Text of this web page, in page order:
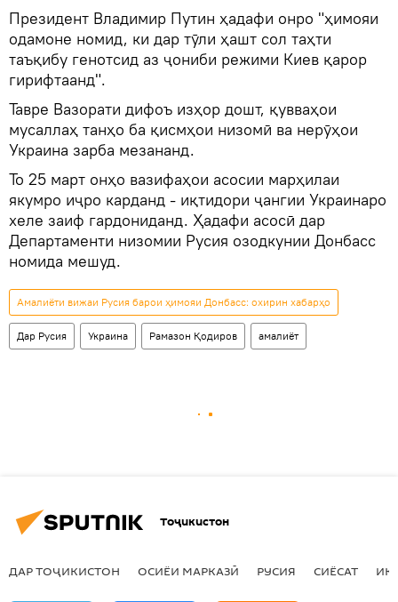
Президент Владимир Путин ҳадафи онро "ҳимояи
одамоне номид, ки дар тӯли ҳашт сол таҳти
таъқибу генотсид аз ҷониби режими Киев қарор
гирифтаанд".
Тавре Вазорати дифоъ изҳор дошт, қувваҳои
мусаллаҳ танҳо ба қисмҳои низомӣ ва нерӯҳои
Украина зарба мезананд.
То 25 март онҳо вазифаҳои асосии марҳилаи
якумро иҷро карданд - иқтидори ҷангии Украинаро
хеле заиф гардониданд. Ҳадафи асосӣ дар
Департаменти низомии Русия озодкунии Донбасс
номида мешуд.
Амалиёти вижаи Русия барои ҳимояи Донбасс: охирин хабарҳо
Дар Русия Украина Рамазон Қодиров амалиёт
Тоҷикистон
ДАР ТОҶИКИСТОН ОСИЁИ МАРКАЗӢ РУСИЯ СИЁСАТ